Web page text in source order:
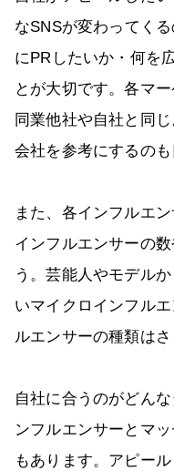
なSNSが変わってく
にPRしたいか・何を
とが大切です。各マ
同業他社や自社と同
会社を参考にするのも
また、各インフルエ
インフルエンサーの
う。芸能人やモデル
いマイクロインフル
ルエンサーの種類はさ
自社に合うのがどん
ンフルエンサーとマ
もあります。アピー